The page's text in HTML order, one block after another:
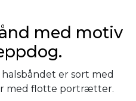
med motiv
er sort med
med flotte portrætter.